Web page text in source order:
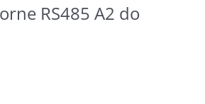
RS485 A2 do